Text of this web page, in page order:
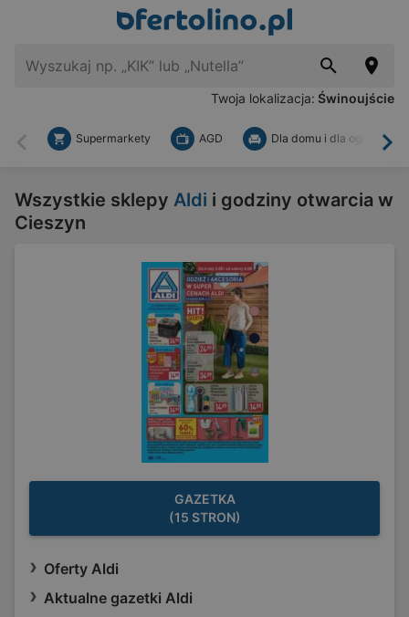
Twoja lokalizacja: Świnoujście
Wstecz
Supermarkety AGD Dla domu i dla ogrodu
Wszystkie sklepy Aldi i godziny otwarcia w
Cieszyn
GAZETKA
(15 STRON)
Oferty Aldi
Aktualne gazetki Aldi